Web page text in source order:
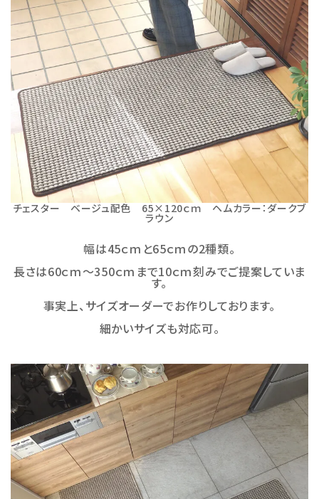
チェスター ベージュ配色 65×120ｃｍ ヘムカラー：ダークブ
ラウン
幅は45ｃｍと65ｃｍの2種類。
長さは60ｃｍ～350ｃｍまで10ｃｍ刻みでご提案していま
す。
事実上、サイズオーダーでお作りしております。
細かいサイズも対応可。